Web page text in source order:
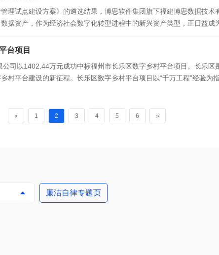
理试点建设方案》的遴选结果，博思软件集团旗下福建博思数据技
据资产，作为经济社会数字化转型进程中的新兴资产类型，正日益成
台项目
司以1402.44万元成功中标福州市长乐区数字乡村平台项目。长乐
平台建设的新征程。长乐区数字乡村平台项目以“千万工程”经验为
« 1 2 3 4 5 6 »
 廉洁自律专题页